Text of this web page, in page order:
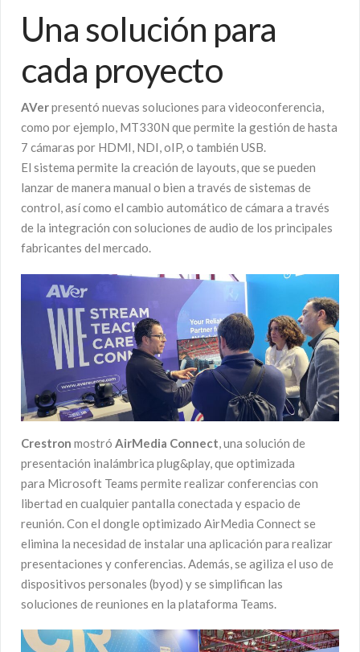
Una solución para
cada proyecto
AVerpresentó nuevas soluciones para videoconferencia,
como por ejemplo, MT330N que permite la gestión de hasta
7 cámaras por HDMI, NDI, oIP, o también USB.
El sistema permite la creación de layouts, que se pueden
lanzar de manera manual o bien a través de sistemas de
control, así como el cambio automático de cámara a través
de la integración con soluciones de audio de los principales
fabricantes del mercado.
Crestron mostró AirMedia Connect , una solución de
presentación inalámbrica plug&play, que optimizada
para Microsoft Teams permite realizar conferencias con
libertad en cualquier pantalla conectada y espacio de
reunión. Con el dongle optimizado AirMedia Connect se
elimina la necesidad de instalar una aplicación para realizar
presentaciones y conferencias. Además, se agiliza el uso de
dispositivos personales (byod) y se simplifican las
soluciones de reuniones en la plataforma Teams.